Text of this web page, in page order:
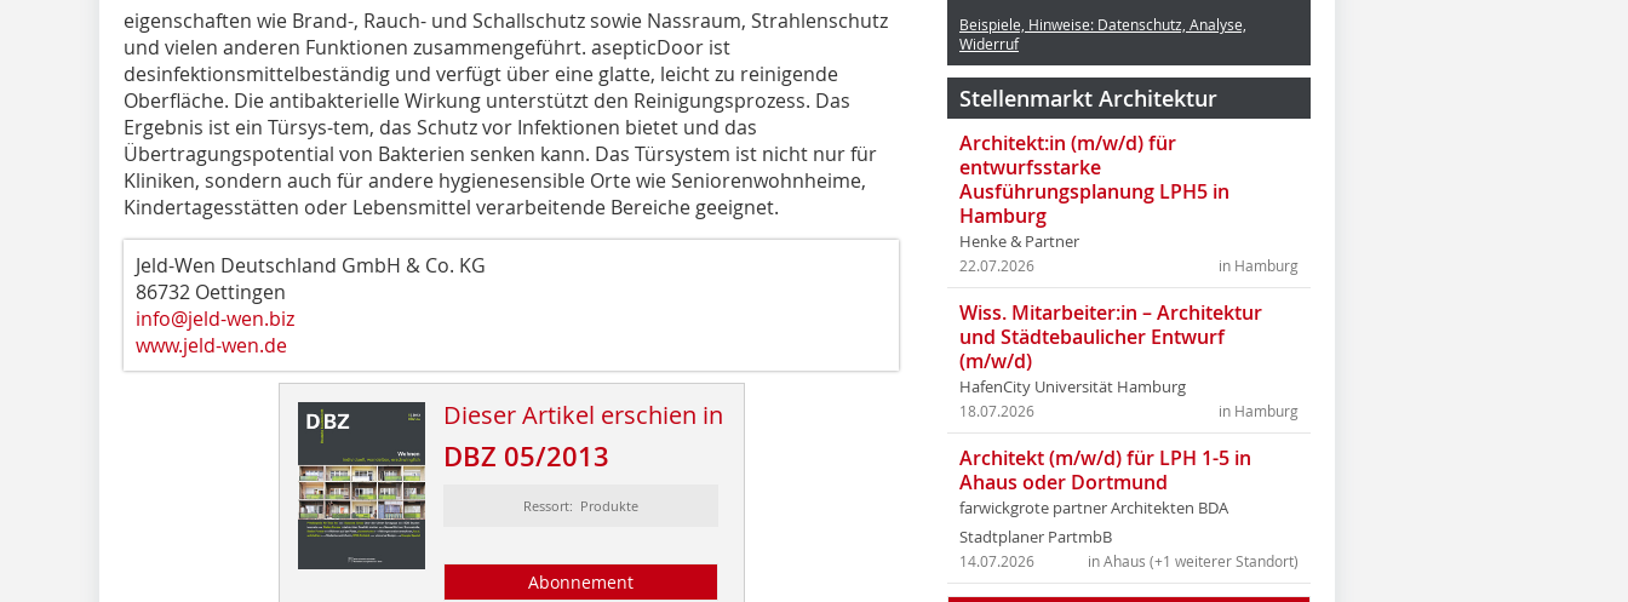
eigenschaften wie Brand-, Rauch- und Schallschutz sowie Nassraum, Strahlenschutz
und vielen anderen Funktionen zusammengeführt. asepticDoor ist
desinfektionsmittelbeständig und verfügt über eine glatte, leicht zu reinigende
Oberfläche. Die antibakterielle Wirkung unterstützt den Reinigungsprozess. Das
Ergebnis ist ein Türsys-tem, das Schutz vor Infektionen bietet und das
Übertragungspotential von Bakterien senken kann. Das Türsystem ist nicht nur für
Kliniken, sondern auch für andere hygienesensible Orte wie Seniorenwohnheime,
Kindertagesstätten oder Lebensmittel verarbeitende Bereiche geeignet.
Jeld-Wen Deutschland GmbH & Co. KG
86732 Oettingen
info@jeld-wen.biz
www.jeld-wen.de
Dieser Artikel erschien in
DBZ 05/2013
Ressort: Produkte
Abonnement
Beispiele, Hinweise: Datenschutz, Analyse,
Widerruf
Stellenmarkt Architektur
Architekt:in (m/w/d) für
entwurfsstarke
Ausführungsplanung LPH5 in
Hamburg
Henke & Partner
in Hamburg
22.07.2026
Wiss. Mitarbeiter:in – Architektur
und Städtebaulicher Entwurf
(m/w/d)
HafenCity Universität Hamburg
in Hamburg
18.07.2026
Architekt (m/w/d) für LPH 1-5 in
Ahaus oder Dortmund
farwickgrote partner Architekten BDA
Stadtplaner PartmbB
in Ahaus (+1 weiterer Standort)
14.07.2026